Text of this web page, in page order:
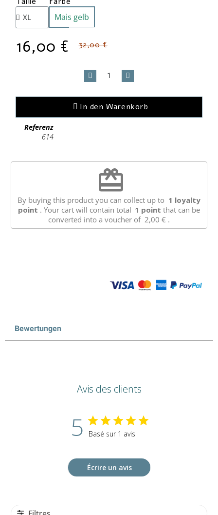
Mais gelb
32,00 €
16,00 €
In den Warenkorb
Referenz
614
redeem
By buying this product you can collect up to 1 loyalty
point . Your cart will contain total 1 point that can be
converted into a voucher of 2,00 € .
Bewertungen
Avis des clients
5 Basé sur 1 avis
Écrire un avis